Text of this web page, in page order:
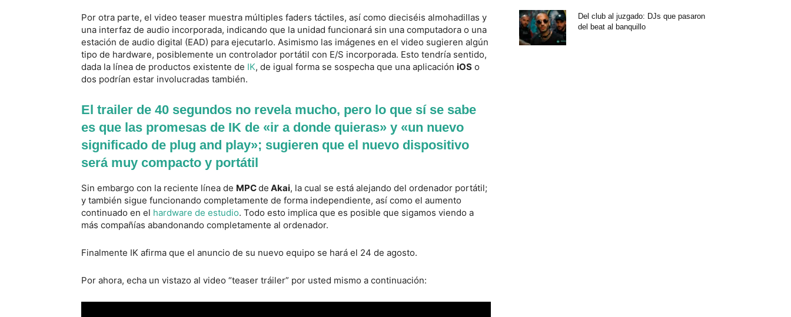
Por otra parte, el video teaser muestra múltiples faders táctiles, así como dieciséis almohadillas y
una interfaz de audio incorporada, indicando que la unidad funcionará sin una computadora o una
estación de audio digital (EAD) para ejecutarlo. Asimismo las imágenes en el video sugieren algún
tipo de hardware, posiblemente un controlador portátil con E/S incorporada. Esto tendría sentido,
dada la línea de productos existente de IK, de igual forma se sospecha que una aplicación iOS o
dos podrían estar involucradas también.
El trailer de 40 segundos no revela mucho, pero lo que sí se sabe
es que las promesas de IK de «ir a donde quieras» y «un nuevo
significado de plug and play»; sugieren que el nuevo dispositivo
será muy compacto y portátil
Sin embargo con la reciente línea de MPCde Akai, la cual se está alejando del ordenador portátil;
y también sigue funcionando completamente de forma independiente, así como el aumento
continuado en el hardware de estudio. Todo esto implica que es posible que sigamos viendo a
más compañías abandonando completamente al ordenador.
Finalmente IK afirma que el anuncio de su nuevo equipo se hará el 24 de agosto.
Por ahora, echa un vistazo al video “teaser tráiler” por usted mismo a continuación:
Del club al juzgado: DJs que pasaron
del beat al banquillo